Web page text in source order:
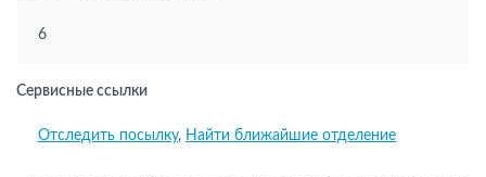
6
Сервисные ссылки
Отследить посылку, Найти ближайшие отделение